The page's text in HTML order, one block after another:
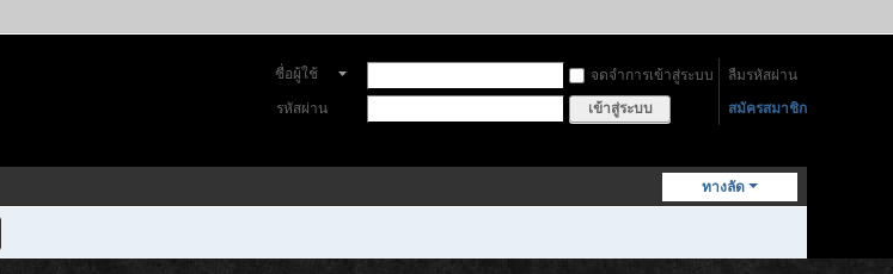
ชื่อผู้ใช้ จดจำการเข้าสู่ระบบ
ลืมรหัสผ่าน
รหัสผ่าน
เข้าสู่ระบบ สมัครสมาชิก
ทางลัด